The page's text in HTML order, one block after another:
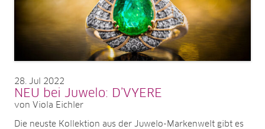
28 Jul 2022
NEU bei Juwelo: D’VYERE
von Viola Eichler
Die neuste Kollektion aus der Juwelo-Markenwelt gibt es